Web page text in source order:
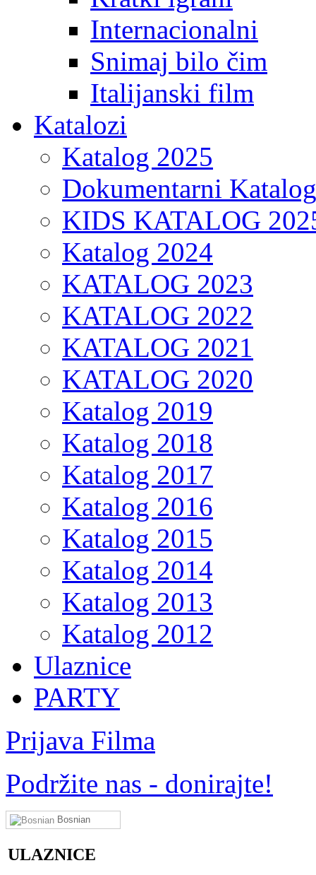
Internacionalni
Snimaj bilo čim
Italijanski film
Katalozi
Katalog 2025
Dokumentarni Katalog
KIDS KATALOG
Katalog 2024
KATALOG 2023
KATALOG 2022
KATALOG 2021
KATALOG 2020
Katalog 2019
Katalog 2018
Katalog 2017
Katalog 2016
Katalog 2015
Katalog 2014
Katalog 2013
Katalog 2012
Ulaznice
PARTY
Prijava Filma
Podržite nas - donirajte!
Bosnian
ULAZNICE